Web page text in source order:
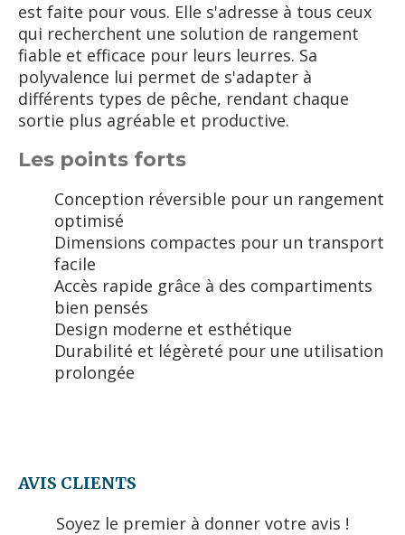
est faite pour vous. Elle s'adresse à tous ceux
qui recherchent une solution de rangement
fiable et efficace pour leurs leurres. Sa
polyvalence lui permet de s'adapter à
différents types de pêche, rendant chaque
sortie plus agréable et productive.
Les points forts
Conception réversible pour un rangement
optimisé
Dimensions compactes pour un transport
facile
Accès rapide grâce à des compartiments
bien pensés
Design moderne et esthétique
Durabilité et légèreté pour une utilisation
prolongée
AVIS CLIENTS
Soyez le premier à donner votre avis !